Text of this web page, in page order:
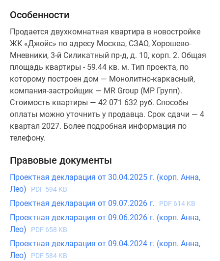
Особенности
Продается двухкомнатная квартира в новостройке
ЖК «Джойс» по адресу Москва, СЗАО, Хорошево-
Мневники, 3-й Силикатный пр-д, д. 10, корп. 2. Общая
площадь квартиры - 59.44 кв. м. Тип проекта, по
которому построен дом — Монолитно-каркасный,
компания-застройщик — MR Group (МР Групп).
Стоимость квартиры — 42 071 632 руб. Способы
оплаты можно уточнить у продавца. Срок сдачи — 4
квартал 2027. Более подробная информация по
телефону.
Правовые документы
Проектная декларация от 30.04.2025 г. (корп. Анна,
Лео)
PDF 594 KB
Проектная декларация от 09.07.2026 г. PDF 614 KB
Проектная декларация от 09.06.2026 г. (корп. Анна,
Лео)
PDF 658 KB
Проектная декларация от 09.04.2024 г. (корп. Анна,
Лео)
PDF 584 KB